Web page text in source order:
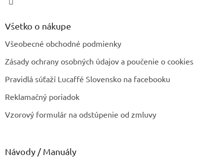
Všetko o nákupe
Všeobecné obchodné podmienky
Zásady ochrany osobných údajov a poučenie o cookies
Pravidlá súťaží Lucaffé Slovensko na facebooku
Reklamačný poriadok
Vzorový formulár na odstúpenie od zmluvy
Návody / Manuály